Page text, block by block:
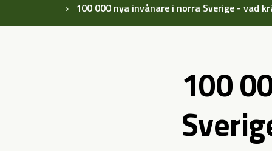
100 000 nya invånare i norra Sverige - vad
100